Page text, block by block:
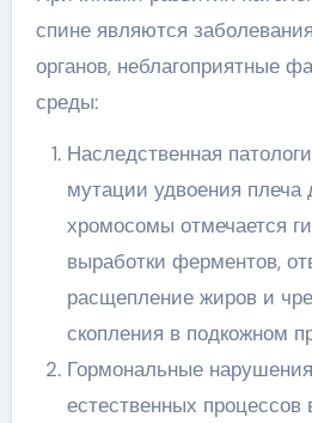
спине являются
органов, неблагоприятные
среды:
Наследственная
мутации удвоения плеча
хромосомы отмечается
выработки ферментов,
расщепление жиров и
скопления в подкожном
Гормональные
естественных процессов